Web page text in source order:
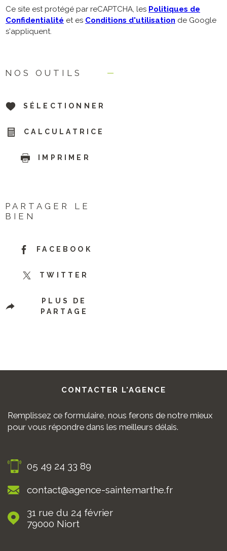
Ce site est protégé par reCAPTCHA, les Politiques de
Confidentialité et es Conditions d'utilisation de Google
s'appliquent.
NOS OUTILS
SÉLECTIONNER
CALCULATRICE
IMPRIMER
PARTAGER LE
BIEN
FACEBOOK
TWITTER
PLUS DE
PARTAGE
CONTACTER L'AGENCE
Remplissez ce formulaire, nous ferons de notre mieux
pour vous répondre dans les meilleurs délais.
05 49 24 33 89
contact@agence-saintemarthe.fr
31 rue du 24 février
79000
Niort